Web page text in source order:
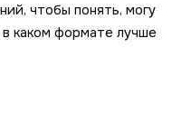
чтобы понять, могу
каком формате лучше